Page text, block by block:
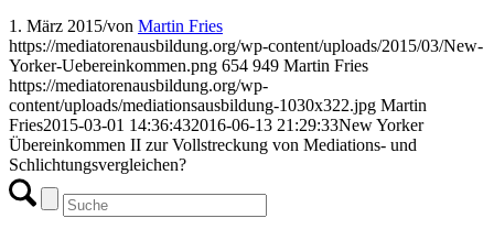
1. März 2015/von Martin Fries
https://mediatorenausbildung.org/wp-content/uploads/2015/03/New-
Yorker-Uebereinkommen.png 654 949 Martin Fries
https://mediatorenausbildung.org/wp-
content/uploads/mediationsausbildung-1030x322.jpg Martin
Fries2015-03-01 14:36:432016-06-13 21:29:33New Yorker
Übereinkommen II zur Vollstreckung von Mediations- und
Schlichtungsvergleichen?